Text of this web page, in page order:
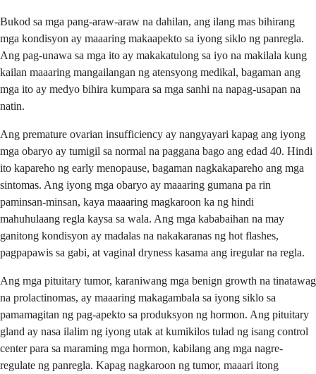
Bukod sa mga pang-araw-araw na dahilan, ang ilang mas bihirang
mga kondisyon ay maaaring makaapekto sa iyong siklo ng panregla.
Ang pag-unawa sa mga ito ay makakatulong sa iyo na makilala kung
kailan maaaring mangailangan ng atensyong medikal, bagaman ang
mga ito ay medyo bihira kumpara sa mga sanhi na napag-usapan na
natin.
Ang premature ovarian insufficiency ay nangyayari kapag ang iyong
mga obaryo ay tumigil sa normal na paggana bago ang edad 40. Hindi
ito kapareho ng early menopause, bagaman nagkakapareho ang mga
sintomas. Ang iyong mga obaryo ay maaaring gumana pa rin
paminsan-minsan, kaya maaaring magkaroon ka ng hindi
mahuhulaang regla kaysa sa wala. Ang mga kababaihan na may
ganitong kondisyon ay madalas na nakakaranas ng hot flashes,
pagpapawis sa gabi, at vaginal dryness kasama ang iregular na regla.
Ang mga pituitary tumor, karaniwang mga benign growth na tinatawag
na prolactinomas, ay maaaring makagambala sa iyong siklo sa
pamamagitan ng pag-apekto sa produksyon ng hormon. Ang pituitary
gland ay nasa ilalim ng iyong utak at kumikilos tulad ng isang control
center para sa maraming mga hormon, kabilang ang mga nagre-
regulate ng panregla. Kapag nagkaroon ng tumor, maaari itong